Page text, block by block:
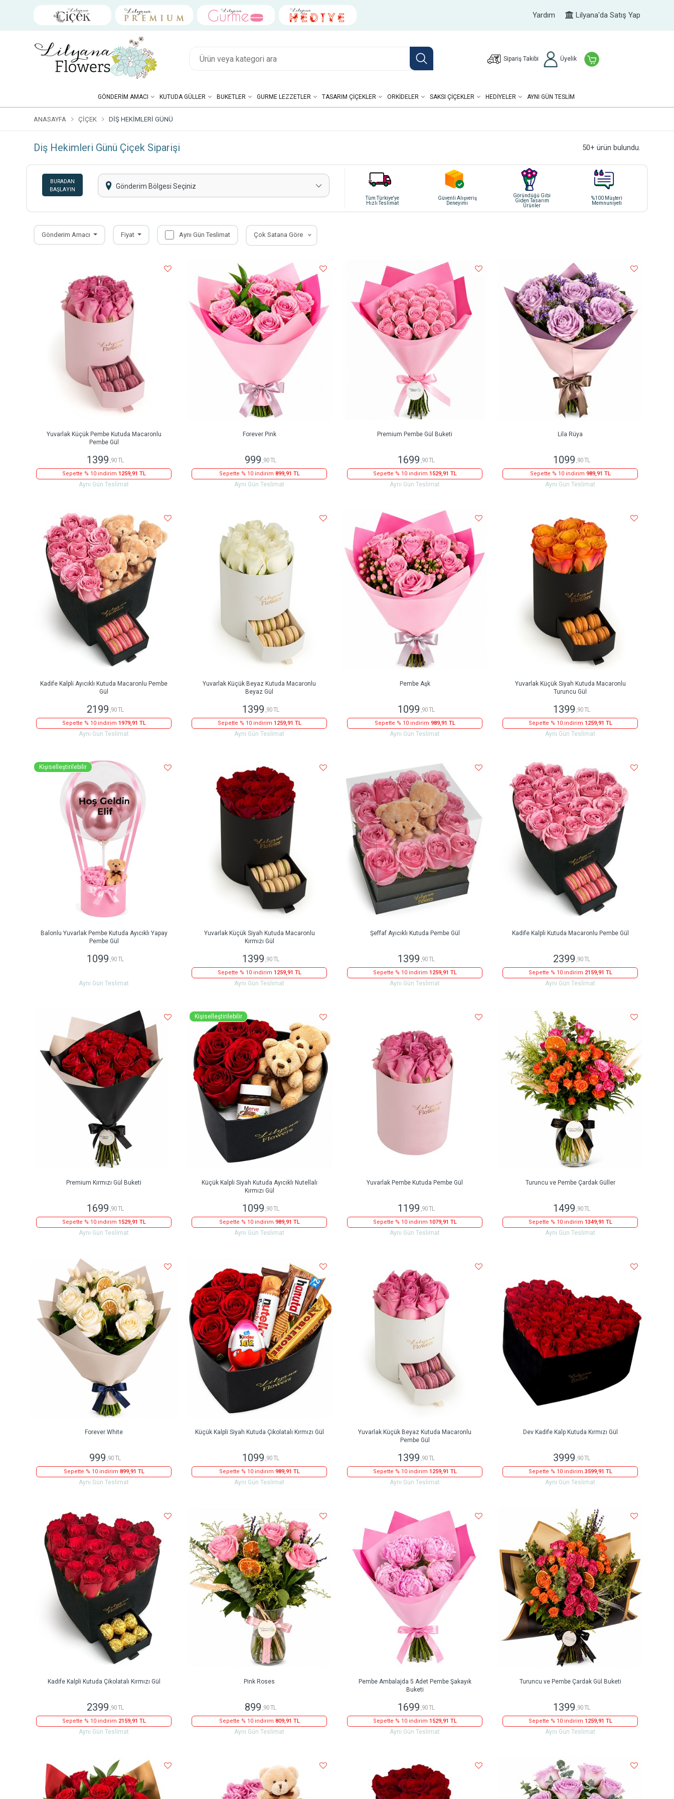
Yardım Lilyana'da Satış Yap
Sipariş Takibi Üyelik
GÖNDERIM AMACI KUTUDA GÜLLER BUKETLER GURME LEZZETLER TASARIM ÇIÇEKLER ORKIDELER SAKSI ÇIÇEKLER HEDIYELER AYNI GÜN TESLİM
ANASAYFA ÇIÇEK DIŞ HEKIMLERI GÜNÜ
Diş Hekimleri Günü Çiçek Siparişi 50+ ürün bulundu.
BURADAN
BAŞLAYIN
Gönderim Bölgesi Seçiniz
Tüm Türkiye'ye
Hızlı Teslimat
Güvenli Alışveriş
Deneyimi
Göründüğü Gibi
Giden Tasarım
Ürünler
%100 Müşteri
Memnuniyeti
Gönderim Amacı Fiyat Aynı Gün Teslimat Çok Satana Göre
Yuvarlak Küçük Pembe Kutuda Macaronlu
Pembe Gül
1399 ,90 TL
Sepette % 10 indirim 1259,91 TL
Aynı Gün Teslimat
Forever Pink
999 ,90 TL
Sepette % 10 indirim 899,91 TL
Aynı Gün Teslimat
Premium Pembe Gül Buketi
1699 ,90 TL
Sepette % 10 indirim 1529,91 TL
Aynı Gün Teslimat
Lila Rüya
1099 ,90 TL
Sepette % 10 indirim 989,91 TL
Aynı Gün Teslimat
Kadife Kalpli Ayıcıklı Kutuda Macaronlu Pembe
Gül
2199 ,90 TL
Sepette % 10 indirim 1979,91 TL
Aynı Gün Teslimat
Yuvarlak Küçük Beyaz Kutuda Macaronlu
Beyaz Gül
1399 ,90 TL
Sepette % 10 indirim 1259,91 TL
Aynı Gün Teslimat
Pembe Aşk
1099 ,90 TL
Sepette % 10 indirim 989,91 TL
Aynı Gün Teslimat
Yuvarlak Küçük Siyah Kutuda Macaronlu
Turuncu Gül
1399 ,90 TL
Sepette % 10 indirim 1259,91 TL
Aynı Gün Teslimat
Kişiselleştirilebilir
Balonlu Yuvarlak Pembe Kutuda Ayıcıklı Yapay
Pembe Gül
1099 ,90 TL
Aynı Gün Teslimat
Yuvarlak Küçük Siyah Kutuda Macaronlu
Kırmızı Gül
1399 ,90 TL
Sepette % 10 indirim 1259,91 TL
Aynı Gün Teslimat
Şeffaf Ayıcıklı Kutuda Pembe Gül
1399 ,90 TL
Sepette % 10 indirim 1259,91 TL
Aynı Gün Teslimat
Kadife Kalpli Kutuda Macaronlu Pembe Gül
2399 ,90 TL
Sepette % 10 indirim 2159,91 TL
Aynı Gün Teslimat
Premium Kırmızı Gül Buketi
1699 ,90 TL
Sepette % 10 indirim 1529,91 TL
Aynı Gün Teslimat
Kişiselleştirilebilir
Küçük Kalpli Siyah Kutuda Ayıcıklı Nutellalı
Kırmızı Gül
1099 ,90 TL
Sepette % 10 indirim 989,91 TL
Aynı Gün Teslimat
Yuvarlak Pembe Kutuda Pembe Gül
1199 ,90 TL
Sepette % 10 indirim 1079,91 TL
Aynı Gün Teslimat
Turuncu ve Pembe Çardak Güller
1499 ,90 TL
Sepette % 10 indirim 1349,91 TL
Aynı Gün Teslimat
Forever White
999 ,90 TL
Sepette % 10 indirim 899,91 TL
Aynı Gün Teslimat
Küçük Kalpli Siyah Kutuda Çikolatalı Kırmızı Gül
1099 ,90 TL
Sepette % 10 indirim 989,91 TL
Aynı Gün Teslimat
Yuvarlak Küçük Beyaz Kutuda Macaronlu
Pembe Gül
1399 ,90 TL
Sepette % 10 indirim 1259,91 TL
Aynı Gün Teslimat
Dev Kadife Kalp Kutuda Kırmızı Gül
3999 ,90 TL
Sepette % 10 indirim 3599,91 TL
Aynı Gün Teslimat
Kadife Kalpli Kutuda Çikolatalı Kırmızı Gül
2399 ,90 TL
Sepette % 10 indirim 2159,91 TL
Aynı Gün Teslimat
Pink Roses
899 ,90 TL
Sepette % 10 indirim 809,91 TL
Aynı Gün Teslimat
Pembe Ambalajda 5 Adet Pembe Şakayık
Buketi
1699 ,90 TL
Sepette % 10 indirim 1529,91 TL
Aynı Gün Teslimat
Turuncu ve Pembe Çardak Gül Buketi
1399 ,90 TL
Sepette % 10 indirim 1259,91 TL
Aynı Gün Teslimat